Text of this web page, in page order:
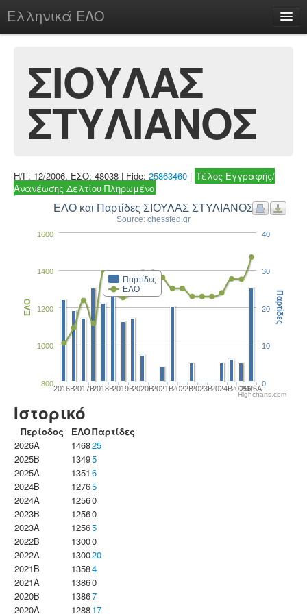
Ελληνικά ΕΛΟ
chesstu.be @ discord
Login
ΣΙΟΥΛΑΣ
ΣΤΥΛΙΑΝΟΣ
Η/Γ: 12/2006, ΕΣΟ: 48038 | Fide: 25863460 | Τέλος Εγγραφής/
Ανανέωσης Δελτίου Πληρωμένο
ΕΛΟ και Παρτίδες ΣΙΟΥΛΑΣ ΣΤΥΛΙΑΝΟΣ
Source: chessfed.gr
Παρτίδες
ΕΛΟ
2016B2017B2018B2019B2020B2021B2022B2023B2024B2025B2026A
1000
1200
1400
800
1600
ΕΛΟ
0
10
20
30
40
Παρτίδες
Highcharts.com
Ιστορικό
Περίοδος ΕΛΟΠαρτίδες
2026A
146825
2025B
13495
2025A
1351 6
2024B
12765
2024A
12560
2023B
12560
2023Α
12565
2022B
13000
2022A
130020
2021B
13584
2021A
13860
2020B
13867
2020A
128817